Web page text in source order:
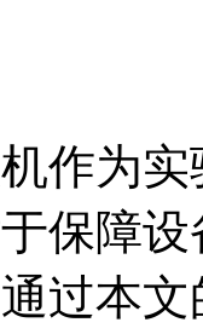
为实
保障
过本